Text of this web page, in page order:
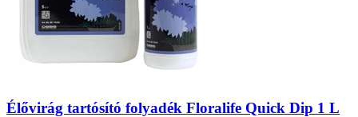
Élővirág tartósító folyadék Floralife Quick Dip 1 L